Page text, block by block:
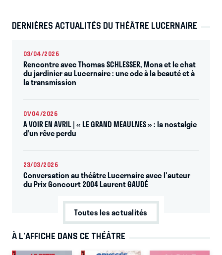
DERNIÈRES ACTUALITÉS DU THÉÂTRE LUCERNAIRE
03/04/2026
Rencontre avec Thomas SCHLESSER, Mona et le chat
du jardinier au Lucernaire : une ode à la beauté et à
la transmission
01/04/2026
A VOIR EN AVRIL | « LE GRAND MEAULNES » : la nostalgie
d’un rêve perdu
23/03/2026
Conversation au théâtre Lucernaire avec l'auteur
du Prix Goncourt 2004 Laurent GAUDÉ
Toutes les actualités
À L’AFFICHE DANS CE THÉÂTRE